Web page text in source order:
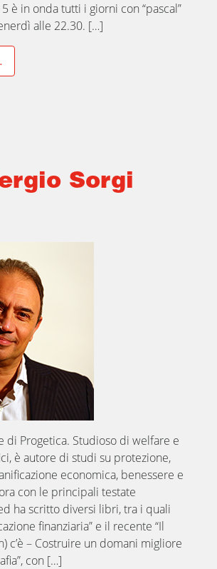
è in onda tutti i giorni con “pascal”
alle 22.30. […]
Sorgi
di Progetica. Studioso di welfare e
è autore di studi su protezione,
economica, benessere e
con le principali testate
ha scritto diversi libri, tra i quali
finanziaria” e il recente “Il
c’è – Costruire un domani migliore
con […]